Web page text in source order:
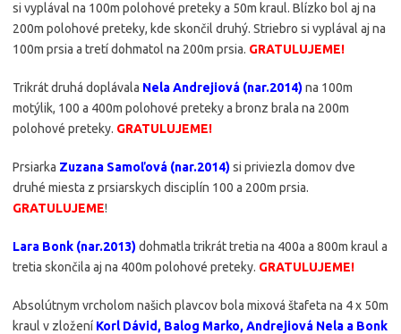
si vyplával na 100m polohové preteky a 50m kraul. Blízko bol aj na
200m polohové preteky, kde skončil druhý. Striebro si vyplával aj na
100m prsia a tretí dohmatol na 200m prsia. GRATULUJEME!
Trikrát druhá doplávala Nela Andrejiová (nar.2014)na 100m
motýlik, 100 a 400m polohové preteky a bronz brala na 200m
polohové preteky. GRATULUJEME!
Prsiarka Zuzana Samoľová (nar.2014)si priviezla domov dve
druhé miesta z prsiarskych disciplín 100 a 200m prsia.
GRATULUJEME!
Lara Bonk (nar.2013)dohmatla trikrát tretia na 400a a 800m kraul a
tretia skončila aj na 400m polohové preteky. GRATULUJEME!
Absolútnym vrcholom našich plavcov bola mixová štafeta na 4 x 50m
kraul v zložení Korl Dávid, Balog Marko, Andrejiová Nela a Bonk